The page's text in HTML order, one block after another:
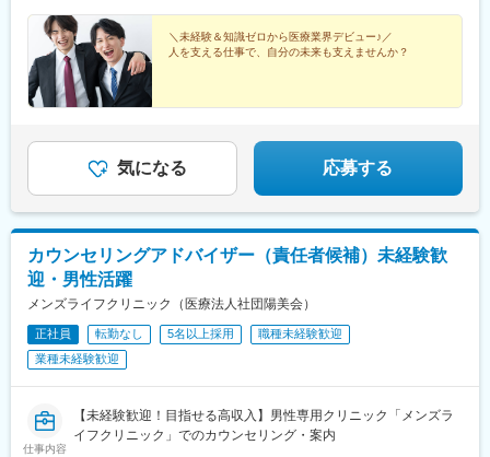
円／21時間～）を含みます。※福岡支社のみ月給25万円～28万円
（30,000円/17時間15分～）となります。※超過分は別途全額支給
します。
＼未経験＆知識ゼロから医療業界デビュー♪／
人を支える仕事で、自分の未来も支えませんか？
気になる 応募する
カウンセリングアドバイザー（責任者候補）未経験歓
迎・男性活躍
メンズライフクリニック（医療法人社団陽美会）
正社員 転勤なし 5名以上採用
職種未経験歓迎
業種未経験歓迎
仕事内容
【未経験歓迎！目指せる高収入】男性専用クリニック「メンズラ
イフクリニック」でのカウンセリング・案内